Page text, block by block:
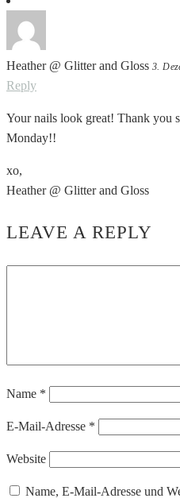
Heather @ Glitter and Gloss 3.
Reply
Your nails look great! Thank you
Monday!!
xo,
Heather @ Glitter and Gloss
LEAVE A REPLY
Name *
E-Mail-Adresse *
Website
Name, E-Mail-Adresse und